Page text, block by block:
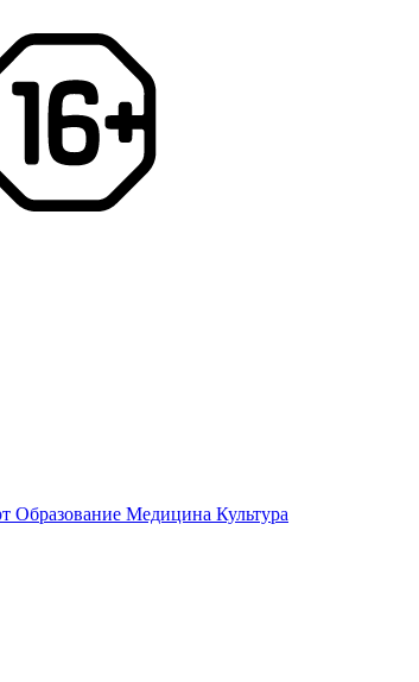
Образование Медицина Культура